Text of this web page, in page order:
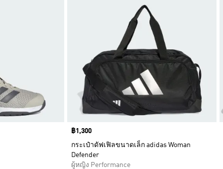
Price
฿1,300
กระเป๋าดัฟเฟิลขนาดเล็ก adidas Woman
Defender
ผู้หญิง Performance